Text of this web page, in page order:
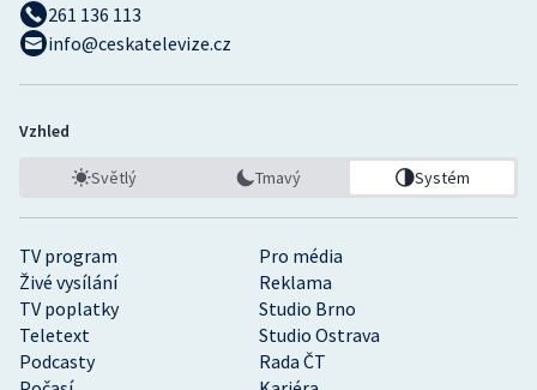
TV program
Pro média
Živé vysílání
Reklama
TV poplatky
Studio Brno
Teletext
Studio Ostrava
Podcasty
Rada ČT
261 136 113
info@ceskatelevize.cz
Vzhled
Světlý Tmavý Systém